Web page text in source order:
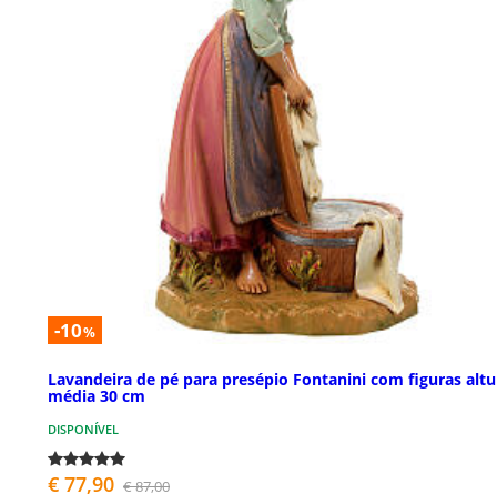
-10%
Lavandeira de pé para presépio Fontanini com figuras
média 30 cm
DISPONÍVEL
€ 77,90 € 87,00